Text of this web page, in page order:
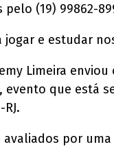
pelo (19) 99862-
jogar e estudar
Limeira
evento que está
avaliados por